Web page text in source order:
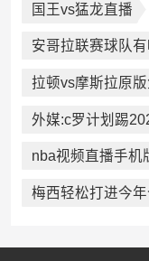
国王vs猛龙直播
安哥拉联赛球队
拉顿vs摩斯拉原
外媒:c罗计划踢
nba视频直播手机
梅西轻松打进今